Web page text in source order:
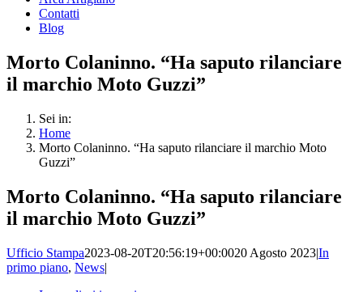
Contatti
Blog
Morto Colaninno. “Ha saputo rilanciare
il marchio Moto Guzzi”
Sei in:
Home
Morto Colaninno. “Ha saputo rilanciare il marchio Moto
Guzzi”
Morto Colaninno. “Ha saputo rilanciare
il marchio Moto Guzzi”
Ufficio Stampa2023-08-20T20:56:19+00:0020 Agosto 2023|In
primo piano, News|